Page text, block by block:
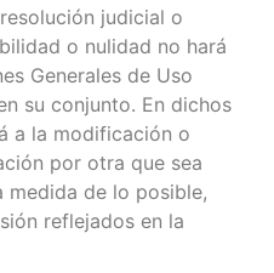
judicial o
o nulidad no hará
Generales de Uso
su conjunto. En dichos
a la modificación o
por otra que sea
medida de lo posible,
reflejados en la